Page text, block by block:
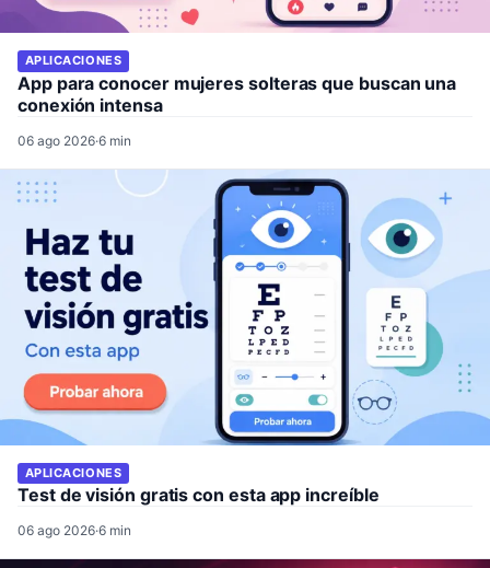
APLICACIONES
App para conocer mujeres solteras que buscan una
conexión intensa
06 ago 2026·6 min
APLICACIONES
Test de visión gratis con esta app increíble
06 ago 2026·6 min